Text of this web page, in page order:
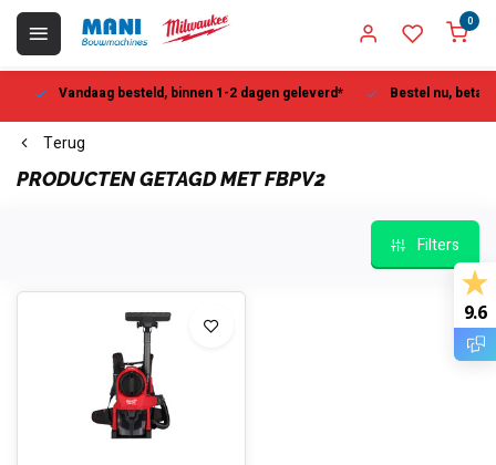
0
Vandaag besteld, binnen 1-2 dagen geleverd* Bestel nu, betaal
Terug
PRODUCTEN GETAGD MET FBPV2
Filters
9.6